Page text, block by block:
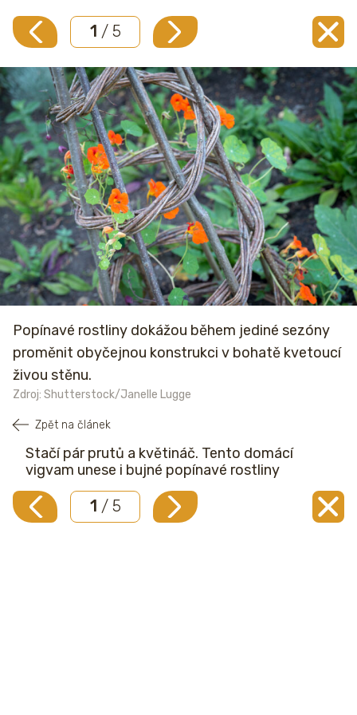
1 / 5
Popínavé rostliny dokážou během jediné sezóny
proměnit obyčejnou konstrukci v bohatě kvetoucí
živou stěnu.
Zdroj: Shutterstock/Janelle Lugge
Zpět na článek
Stačí pár prutů a květináč. Tento domácí
vigvam unese i bujné popínavé rostliny
1 / 5